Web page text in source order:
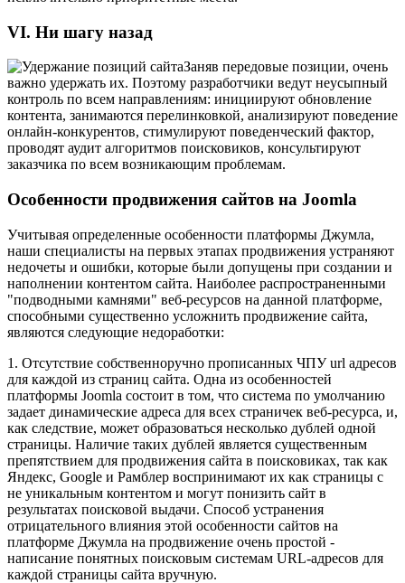
VI. Ни шагу назад
Заняв передовые позиции, очень
важно удержать их. Поэтому разработчики ведут неусыпный
контроль по всем направлениям: инициируют обновление
контента, занимаются перелинковкой, анализируют поведение
онлайн-конкурентов, стимулируют поведенческий фактор,
проводят аудит алгоритмов поисковиков, консультируют
заказчика по всем возникающим проблемам.
Особенности продвижения сайтов на Joomla
Учитывая определенные особенности платформы Джумла,
наши специалисты на первых этапах продвижения устраняют
недочеты и ошибки, которые были допущены при создании и
наполнении контентом сайта. Наиболее распространенными
"подводными камнями" веб-ресурсов на данной платформе,
способными существенно усложнить продвижение сайта,
являются следующие недоработки:
1. Отсутствие собственноручно прописанных ЧПУ url адресов
для каждой из страниц сайта. Одна из особенностей
платформы Joomla состоит в том, что система по умолчанию
задает динамические адреса для всех страничек веб-ресурса, и,
как следствие, может образоваться несколько дублей одной
страницы. Наличие таких дублей является существенным
препятствием для продвижения сайта в поисковиках, так как
Яндекс, Google и Рамблер воспринимают их как страницы с
не уникальным контентом и могут понизить сайт в
результатах поисковой выдачи. Способ устранения
отрицательного влияния этой особенности сайтов на
платформе Джумла на продвижение очень простой -
написание понятных поисковым системам URL-адресов для
каждой страницы сайта вручную.